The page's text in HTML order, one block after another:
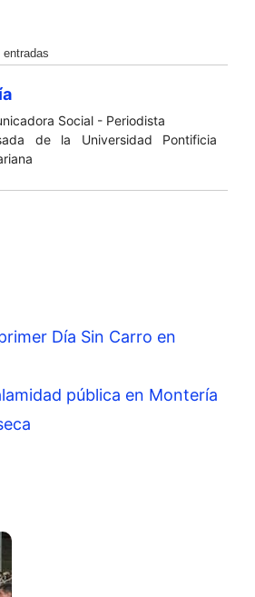
entradas
Social - Periodista
de la Universidad Pontificia
Día Sin Carro en
pública en Montería